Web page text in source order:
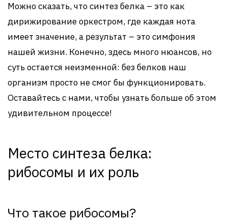
Можно сказать, что синтез белка – это как
дирижирование оркестром, где каждая нота
имеет значение, а результат – это симфония
нашей жизни. Конечно, здесь много нюансов, но
суть остается неизменной: без белков наш
организм просто не смог бы функционировать.
Оставайтесь с нами, чтобы узнать больше об этом
удивительном процессе!
Место синтеза белка:
рибосомы и их роль
Что такое рибосомы?